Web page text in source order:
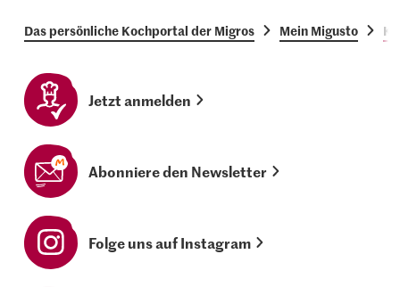
Das persönliche Kochportal der Migros Mein Migusto
Jetzt anmelden
Abonniere den Newsletter
Folge uns auf Instagram